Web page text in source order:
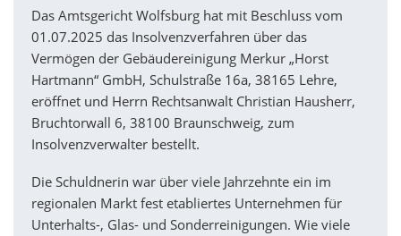
Das Amtsgericht Wolfsburg hat mit Beschluss vom
01.07.2025 das Insolvenzverfahren über das
Vermögen der Gebäudereinigung Merkur „Horst
Hartmann“ GmbH, Schulstraße 16a, 38165 Lehre,
eröffnet und Herrn Rechtsanwalt Christian Hausherr,
Bruchtorwall 6, 38100 Braunschweig, zum
Insolvenzverwalter bestellt.
Die Schuldnerin war über viele Jahrzehnte ein im
regionalen Markt fest etabliertes Unternehmen für
Unterhalts-, Glas- und Sonderreinigungen. Wie viele